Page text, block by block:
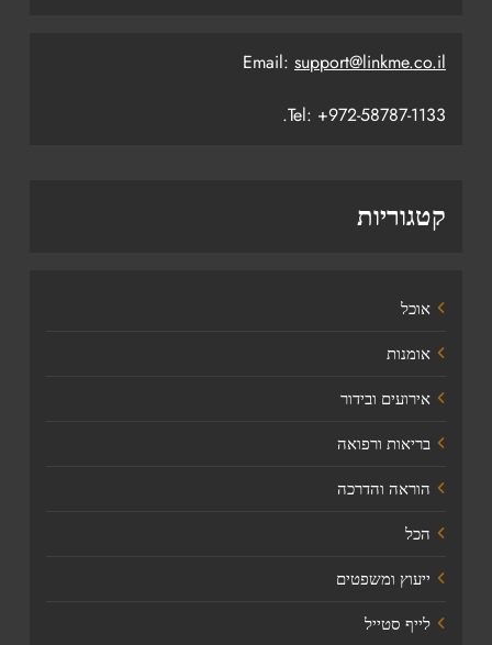
Email: support@linkme.co.il
Tel: +972-58787-1133.
קטגוריות
אוכל
אומנות
אירועים ובידור
בריאות ורפואה
הוראה והדרכה
הכל
ייעוץ ומשפטים
לייף סטייל